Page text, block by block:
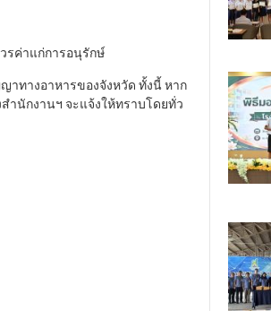
รค่าแก่การอนุรักษ์
ทางอาหารของจังหวัด ทั้งนี้ หาก
ำนักงานฯ จะแจ้งให้ทราบโดยทั่ว